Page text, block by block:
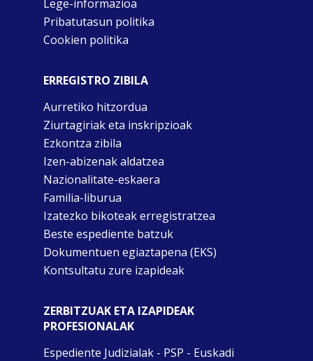
Lege-informazioa
Pribatutasun politika
Cookien politika
ERREGISTRO ZIBILA
Aurretiko hitzordua
Ziurtagiriak eta inskripzioak
Ezkontza zibila
Izen-abizenak aldatzea
Nazionalitate-eskaera
Familia-liburua
Izatezko bikoteak erregistratzea
Beste espediente batzuk
Dokumentuen egiaztapena (EKS)
Kontsultatu zure izapideak
ZERBITZUAK ETA IZAPIDEAK
PROFESIONALAK
Espediente Judizialak - PSP - Euskadi